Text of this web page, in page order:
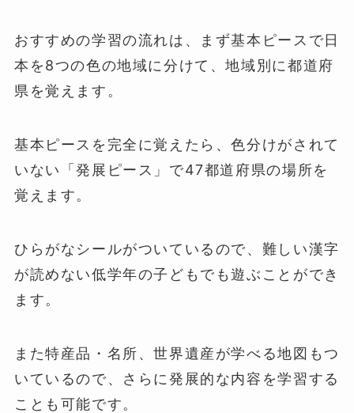
おすすめの学習の流れは、まず基本ピースで日
本を8つの色の地域に分けて、地域別に都道府
県を覚えます。
基本ピースを完全に覚えたら、色分けがされて
いない「発展ピース」で47都道府県の場所を
覚えます。
ひらがなシールがついているので、難しい漢字
が読めない低学年の子どもでも遊ぶことができ
ます。
また特産品・名所、世界遺産が学べる地図もつ
いているので、さらに発展的な内容を学習する
ことも可能です。